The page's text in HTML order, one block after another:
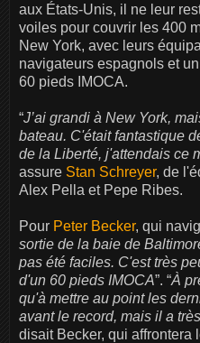
aux États-Unis, il ne leur
voiles pour couvrir les 400
New York, avec leurs
navigateurs espagnols et
60 pieds IMOCA.
“J’ai grandi à New York,
bateau. C'était fantastique
de la Liberté, j'attendais ce
assure Stan Schreyer, de
Alex Pella et Pepe Ribes.
Pour Peter Becker, qui
sortie de la baie de
pas été faciles. C'est très
d'un 60 pieds IMOCA”. “À
qu'à mettre au point les
avant le record, mais il a
disait Becker, qui affrontera